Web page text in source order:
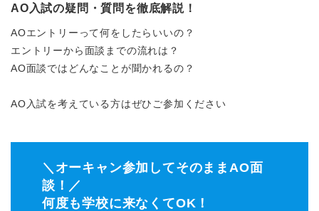
AO入試の疑問・質問を徹底解説！
AOエントリーって何をしたらいいの？
エントリーから面談までの流れは？
AO面談ではどんなことが聞かれるの？
AO入試を考えている方はぜひご参加ください
＼オーキャン参加してそのままAO面
談！／
何度も学校に来なくてOK！